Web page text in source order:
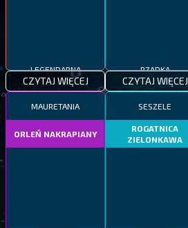
LEGENDARNA
CZYTAJ WIĘCEJ
RZADKA
CZYTAJ WIĘCEJ
MAURETANIA
ORLEŃ NAKRAPIANY
SESZELE
ROGATNICA
ZIELONKAWA